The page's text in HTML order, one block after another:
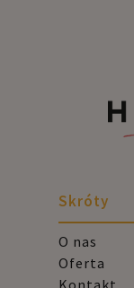
Skróty
O nas
Oferta